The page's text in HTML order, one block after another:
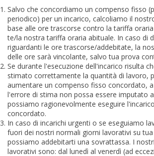
Salvo che concordiamo un compenso fisso
periodico) per un incarico, calcoliamo il
base alle ore trascorse contro la tariffa
te/la nostra tariffa oraria abituale. In caso di
riguardanti le ore trascorse/addebitate, la
delle ore sarà vincolante, salvo tua prova
Se durante l'esecuzione dell'incarico risulta
stimato correttamente la quantità di lavoro,
aumentare un compenso fisso concordato,
l'errore di stima non possa essere imputato
possiamo ragionevolmente eseguire
concordato.
In caso di incarichi urgenti o se eseguiamo
fuori dei nostri normali giorni lavorativi su
possiamo addebitarti una sovrattassa. I
lavorativi sono: dal lunedì al venerdì (ad